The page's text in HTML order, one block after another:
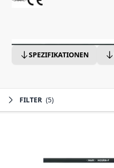
SPEZIFIKATIONEN
FILTER (5)